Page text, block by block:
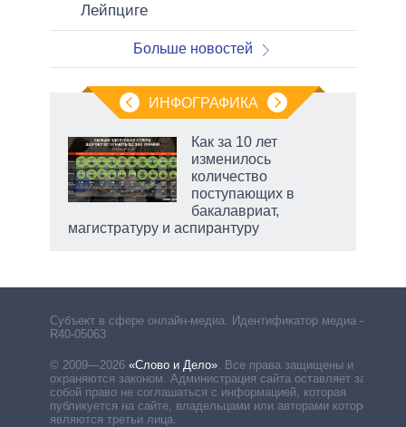
Лейпциге
Больше новостей
ИНФОГРАФИКА
Как за 10 лет
изменилось
количество
поступающих в
бакалавриат,
магистратуру и аспирантуру
Субъект в сфере онлайн-медиа. Идентификатор медиа –
R40-05063
© 2009—2026 «Слово и Дело» Все права защищены и
охраняются законом. Администрация сайта оставляет за
собой право не соглашаться с информацией, которая
публикуется на сайте, владельцами или авторами которой
являются третьи лица.